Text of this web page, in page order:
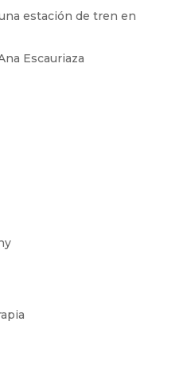
estación de tren en
Escauriaza